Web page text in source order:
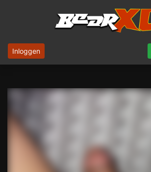
Inloggen